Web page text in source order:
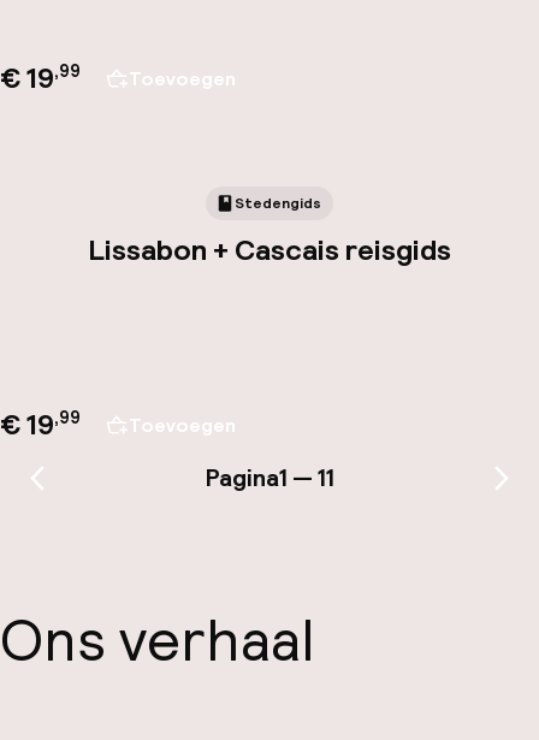
€ 19,99 Toevoegen
Stedengids
Lissabon + Cascais reisgids
€ 19,99 Toevoegen
Vorige pagina Pagina1 — 11
Ons verhaal